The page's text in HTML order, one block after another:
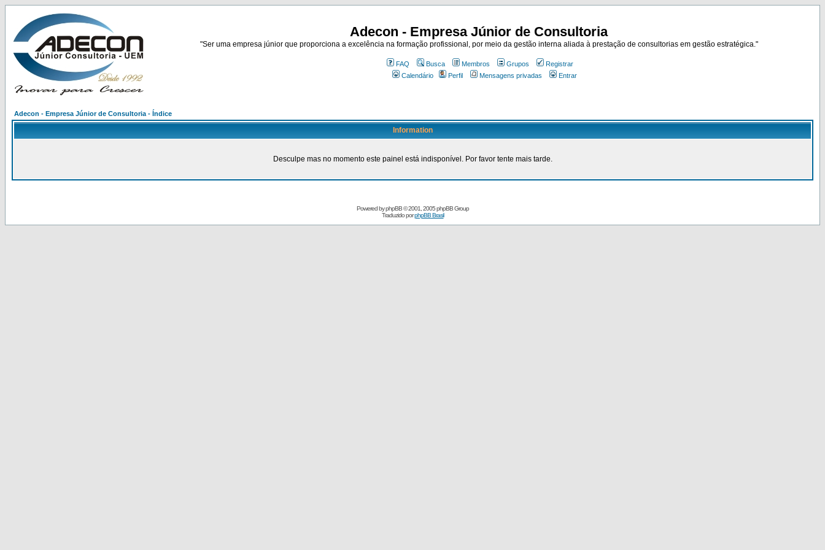
Adecon - Empresa Júnior de Consultoria
"Ser uma empresa júnior que proporciona a excelência na formação profissional, por meio da gestão interna aliada à prestação de consultorias em gestão estratégica."
FAQ Busca Membros Grupos
Registrar
Calendário
Perfil Mensagens privadas Entrar
Adecon - Empresa Júnior de Consultoria - Índice
Information
Desculpe mas no momento este painel está indisponível. Por favor tente mais tarde.
Powered byphpBB© 2001, 2005 phpBB Group
Traduzido porphpBB Brasil